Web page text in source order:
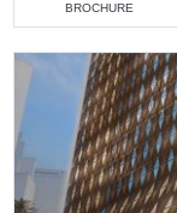
BROCHURE